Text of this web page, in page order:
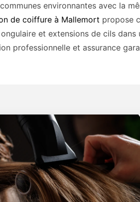
environnantes avec la
de coiffure à Mallemort propose
et extensions de cils
professionnelle et assurance